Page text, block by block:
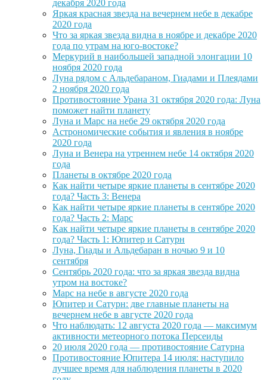
декабря 2020 года
Яркая красная звезда на вечернем небе в декабре
2020 года
Что за яркая звезда видна в ноябре и декабре 2020
года по утрам на юго-востоке?
Меркурий в наибольшей западной элонгации 10
ноября 2020 года
Луна рядом с Альдебараном, Гиадами и Плеядами
2 ноября 2020 года
Противостояние Урана 31 октября 2020 года: Луна
поможет найти планету
Луна и Марс на небе 29 октября 2020 года
Астрономические события и явления в ноябре
2020 года
Луна и Венера на утреннем небе 14 октября 2020
года
Планеты в октябре 2020 года
Как найти четыре яркие планеты в сентябре 2020
года? Часть 3: Венера
Как найти четыре яркие планеты в сентябре 2020
года? Часть 2: Марс
Как найти четыре яркие планеты в сентябре 2020
года? Часть 1: Юпитер и Сатурн
Луна, Гиады и Альдебаран в ночью 9 и 10
сентября
Сентябрь 2020 года: что за яркая звезда видна
утром на востоке?
Марс на небе в августе 2020 года
Юпитер и Сатурн: две главные планеты на
вечернем небе в августе 2020 года
Что наблюдать: 12 августа 2020 года — максимум
активности метеорного потока Персеиды
20 июля 2020 года — противостояние Сатурна
Противостояние Юпитера 14 июля: наступило
лучшее время для наблюдения планеты в 2020